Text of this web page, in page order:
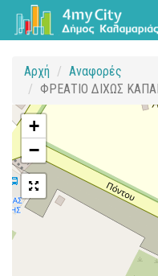
Αρχή
Αναφορές
ΦΡΕΑΤΙΟ ΔΙΧΩΣ
+
−